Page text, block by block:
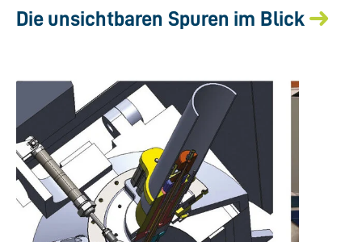
Die unsichtbaren Spuren im Blick